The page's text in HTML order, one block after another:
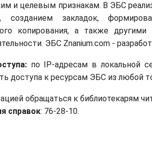
и целевым признакам. В ЭБС
созданием закладок,
копирования, а также
ЭБС Znanium.com -
по IP-адресам в локальной
доступа к ресурсам ЭБС из любой
обращаться к библиотекарям
справок: 76-28-10.